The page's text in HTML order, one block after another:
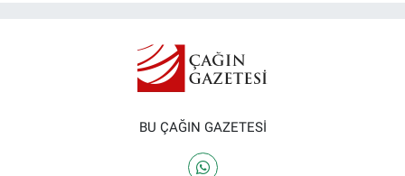
BU ÇAĞIN GAZETESİ